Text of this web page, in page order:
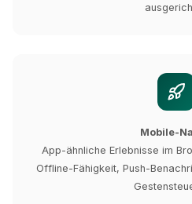
Mobile-
App-ähnliche Erlebnisse im
Offline-Fähigkeit, Push-